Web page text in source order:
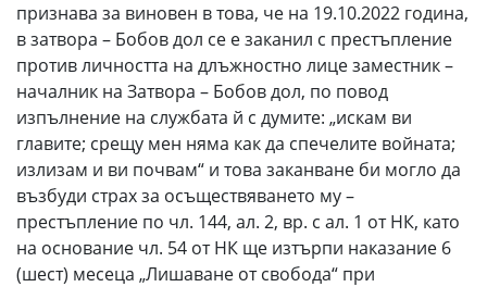
признава за виновен в това, че на 19.10.2022 година,
в затвора – Бобов дол се е заканил с престъпление
против личността на длъжностно лице заместник –
началник на Затвора – Бобов дол, по повод
изпълнение на службата й с думите: „искам ви
главите; срещу мен няма как да спечелите войната;
излизам и ви почвам“ и това заканване би могло да
възбуди страх за осъществяването му –
престъпление по чл. 144, ал. 2, вр. с ал. 1 от НК, като
на основание чл. 54 от НК ще изтърпи наказание 6
(шест) месеца „Лишаване от свобода“ при